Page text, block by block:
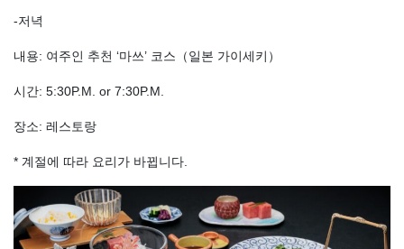
‐저녁
내용: 여주인 추천 ‘마쓰’ 코스（일본 가이세키）
시간: 5:30P.M. or 7:30P.M.
장소: 레스토랑
* 계절에 따라 요리가 바뀝니다.